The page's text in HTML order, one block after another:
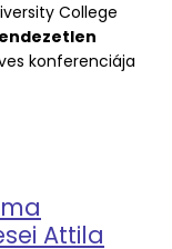
College
konferenciája
Proteins) ELIXIR
Attila